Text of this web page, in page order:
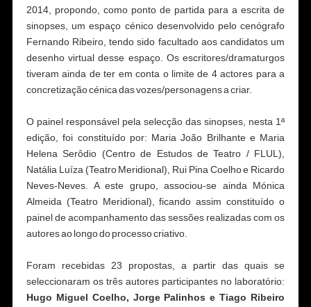
2014, propondo, como ponto de partida para a escrita de
sinopses, um espaço cénico desenvolvido pelo cenógrafo
Fernando Ribeiro, tendo sido facultado aos candidatos um
desenho virtual desse espaço. Os escritores/dramaturgos
tiveram ainda de ter em conta o limite de 4 actores para a
concretização cénica das vozes/personagens a criar.
O painel responsável pela selecção das sinopses, nesta 1ª
edição, foi constituído por: Maria João Brilhante e Maria
Helena Serôdio (Centro de Estudos de Teatro / FLUL),
Natália Luíza (Teatro Meridional), Rui Pina Coelho e Ricardo
Neves-Neves. A este grupo, associou-se ainda Mónica
Almeida (Teatro Meridional), ficando assim constituído o
painel de acompanhamento das sessões realizadas com os
autores ao longo do processo criativo.
Foram recebidas 23 propostas, a partir das quais se
seleccionaram os três autores participantes no laboratório:
Hugo Miguel Coelho, Jorge Palinhos e Tiago Ribeiro